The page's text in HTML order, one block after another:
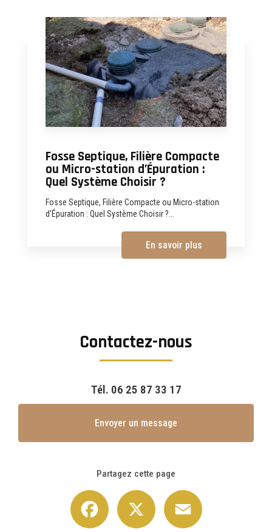
Fosse Septique, Filière Compacte
ou Micro-station d’Épuration :
Quel Système Choisir ?
Fosse Septique, Filière Compacte ou Micro-station
d’Épuration : Quel Système Choisir ?...
En savoir plus
Contactez-nous
Tél. 06 25 87 33 17
Envoyer un message
Partagez cette page
Facebook